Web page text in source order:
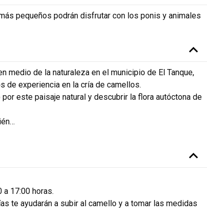
pequeños podrán disfrutar con los ponis y animales
medio de la naturaleza en el municipio de El Tanque,
de experiencia en la cría de camellos.
por este paisaje natural y descubrir la flora autóctona de
…
17:00 horas.
te ayudarán a subir al camello y a tomar las medidas